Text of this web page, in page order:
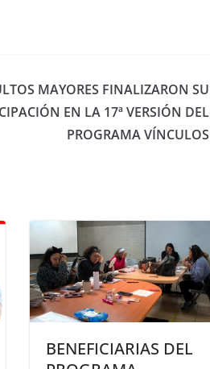
MAYORES FINALIZARON SU
EN LA 17ª VERSIÓN DEL
PROGRAMA VÍNCULOS
BENEFICIARIAS DEL